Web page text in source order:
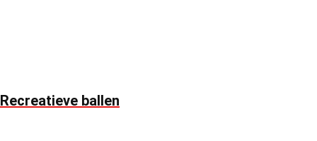
Recreatieve ballen